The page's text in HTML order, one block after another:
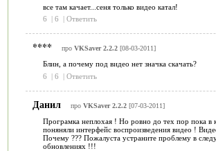
все там качает...сеня только видео катал!
6
| 6 | Ответить
**** про VKSaver 2.2.2[08-03-2011]
Блин, а почему под видео нет значка скачать?
6
| 6 | Ответить
Данил про VKSaver 2.2.2[07-03-2011]
Програмка неплохая ! Но ровно до тех пор пока в
поняняли интерфейс воспроизведения видео !
Почему ??? Пожалуста устраните проблему в
обновлениях !!!